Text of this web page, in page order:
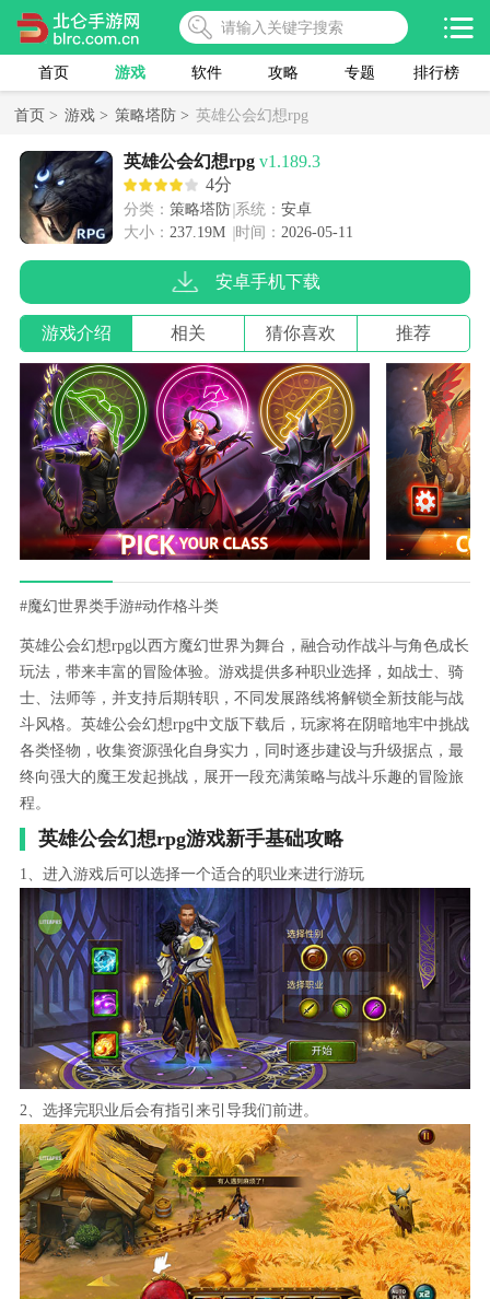
首页 游戏 软件 攻略 专题 排行榜
首页 > 游戏 > 策略塔防 > 英雄公会幻想rpg
英雄公会幻想rpg v1.189.3
4分
分类： 策略塔防 系统： 安卓
大小： 237.19M 时间： 2026-05-11
安卓手机下载
游戏介绍 相关 猜你喜欢 推荐
#魔幻世界类手游#动作格斗类
英雄公会幻想rpg以西方魔幻世界为舞台，融合动作战斗与角色成长
玩法，带来丰富的冒险体验。游戏提供多种职业选择，如战士、骑
士、法师等，并支持后期转职，不同发展路线将解锁全新技能与战
斗风格。英雄公会幻想rpg中文版下载后，玩家将在阴暗地牢中挑战
各类怪物，收集资源强化自身实力，同时逐步建设与升级据点，最
终向强大的魔王发起挑战，展开一段充满策略与战斗乐趣的冒险旅
程。
英雄公会幻想rpg游戏新手基础攻略
1、进入游戏后可以选择一个适合的职业来进行游玩
2、选择完职业后会有指引来引导我们前进。